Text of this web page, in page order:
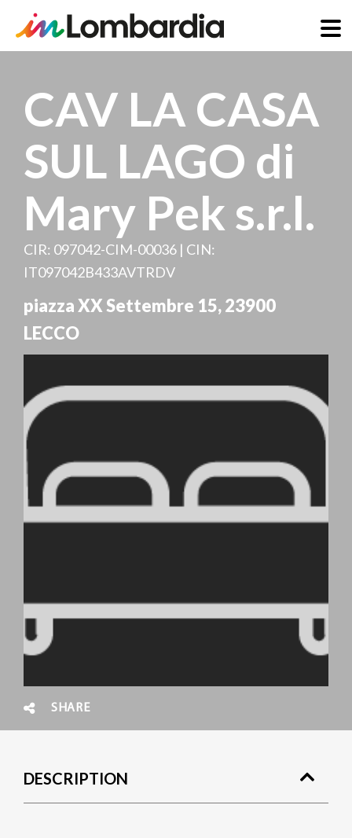
main
content
CAV LA CASA
SUL LAGO di
Mary Pek s.r.l.
CIR: 097042-CIM-00036 | CIN:
IT097042B433AVTRDV
piazza XX Settembre 15,23900
LECCO
SHARE
DESCRIPTION